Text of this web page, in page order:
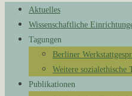
Zum
Inhalt
springen
Aktuelles
Wissenschaftliche
Tagungen
Berliner
Weitere sozialethische
Publikationen